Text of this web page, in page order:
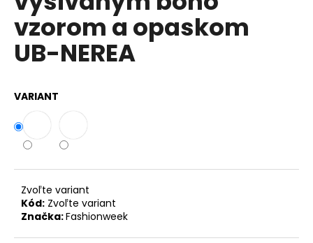
z
5
hviezdičiek.
vzorom a opaskom
UB-NEREA
VARIANT
Zvoľte variant
Kód: Zvoľte variant
Značka:Fashionweek
a
m
e
DÁMSKE
BAVLNENÉ
LETNÉ
ŠATY
BOHO
ITALY